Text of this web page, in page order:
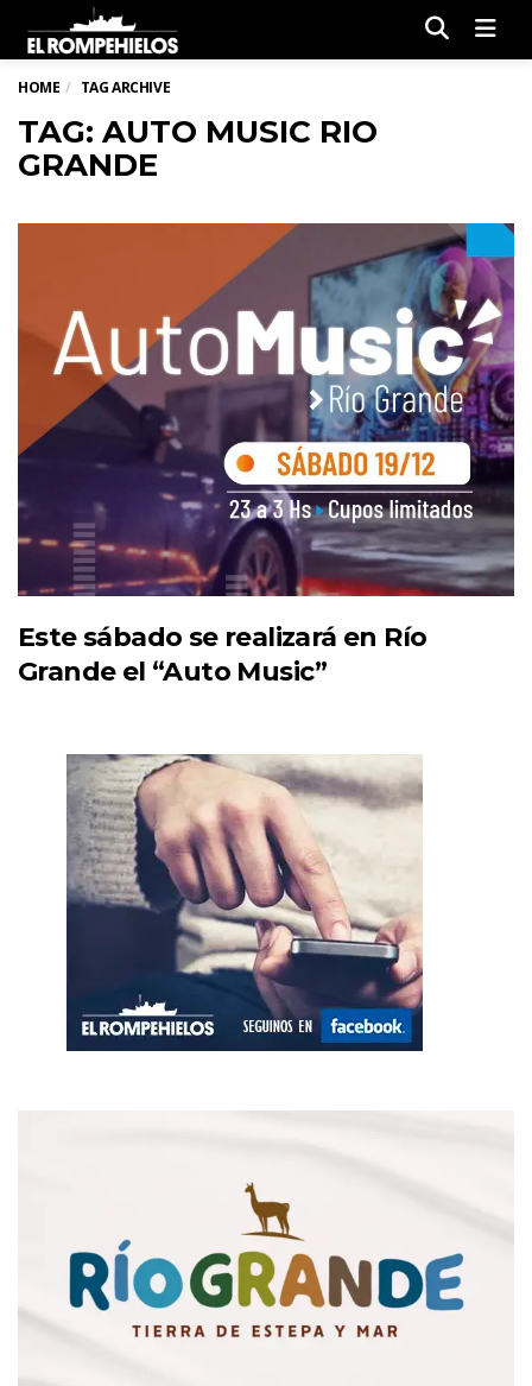
HOME TAG ARCHIVE
TAG: AUTO MUSIC RIO
GRANDE
Este sábado se realizará en Río
Grande el “Auto Music”